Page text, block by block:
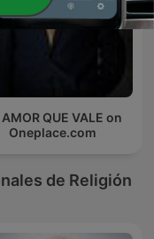
AMOR QUE VALE on
Oneplace.com
de Religión